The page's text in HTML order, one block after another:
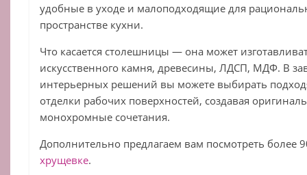
удобные в уходе и малоподходящие для
пространстве кухни.
Что касается столешницы — она может
искусственного камня, древесины, ЛДСП, МДФ. В
интерьерных решений вы можете выбирать
отделки рабочих поверхностей, создавая
монохромные сочетания.
Дополнительно предлагаем вам посмотреть более
хрущевке.